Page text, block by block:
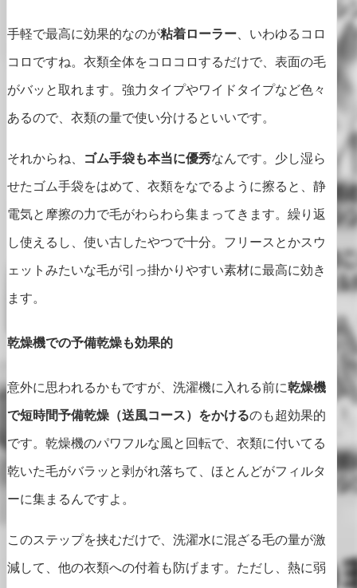
手軽で最高に効果的なのが粘着ローラー 、いわゆるコロ
コロですね。衣類全体をコロコロするだけで、表面の毛
がバッと取れます。強力タイプやワイドタイプなど色々
あるので、衣類の量で使い分けるといいです。
それからね、 ゴム手袋も本当に優秀なんです。少し湿ら
せたゴム手袋をはめて、衣類をなでるように擦ると、静
電気と摩擦の力で毛がわらわら集まってきます。繰り返
し使えるし、使い古したやつで十分。フリースとかスウ
ェットみたいな毛が引っ掛かりやすい素材に最高に効き
ます。
乾燥機での予備乾燥も効果的
意外に思われるかもですが、洗濯機に入れる前に乾燥機
で短時間予備乾燥（送風コース）をかけるのも超効果的
です。乾燥機のパワフルな風と回転で、衣類に付いてる
乾いた毛がバラッと剥がれ落ちて、ほとんどがフィルタ
ーに集まるんですよ。
このステップを挟むだけで、洗濯水に混ざる毛の量が激
減して、他の衣類への付着も防げます。ただし、熱に弱